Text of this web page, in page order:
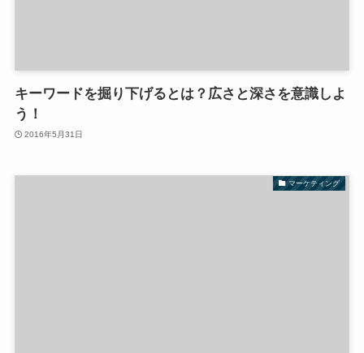
キーワードを掘り下げるとは？広さと深さを意識しよ
う！
2016年5月31日
マーケティング